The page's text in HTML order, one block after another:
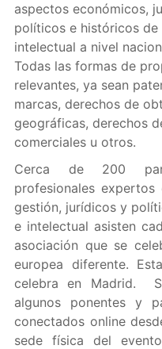
aspectos económicos,
políticos e históricos
intelectual a nivel
Todas las formas de
relevantes, ya sean
marcas, derechos de
geográficas, derechos
comerciales u otros.
Cerca de 200
profesionales
gestión, jurídicos y
e intelectual asisten
asociación que se
europea diferente.
celebra en Madrid.
algunos ponentes y
conectados online
sede física del